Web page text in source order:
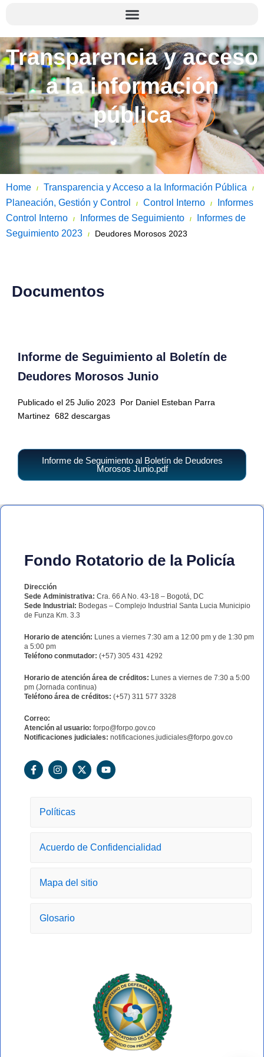
Transparencia y acceso
a la información
pública
Home / Transparencia y Acceso a la Información Pública /
Planeación, Gestión y Control / Control Interno /
Informes
Control Interno
/ Informes de Seguimiento /
Informes de
Seguimiento 2023
/ Deudores Morosos 2023
Documentos
Informe de Seguimiento al Boletín de
Deudores Morosos Junio
Publicado el 25 Julio 2023
Por Daniel Esteban Parra
Martinez 682 descargas
Informe de Seguimiento al Boletín de Deudores
Morosos Junio.pdf
Fondo Rotatorio de la Policía
Dirección
Sede Administrativa: Cra. 66 A No. 43-18 – Bogotá, DC
Sede Industrial: Bodegas – Complejo Industrial Santa Lucia Municipio
de Funza Km. 3.3
Horario de atención: Lunes a viernes 7:30 am a 12:00 pm y de 1:30 pm
a 5:00 pm
Teléfono conmutador: (+57) 305 431 4292
Horario de atención área de créditos: Lunes a viernes de 7:30 a 5:00
pm (Jornada continua)
Teléfono área de créditos: (+57) 311 577 3328
Correo:
Atención al usuario: forpo@forpo.gov.co
Notificaciones judiciales: notificaciones.judiciales@forpo.gov.co
F
a
I
n
g
X
-
Y
o
Políticas
Acuerdo de Confidencialidad
Mapa del sitio
Glosario